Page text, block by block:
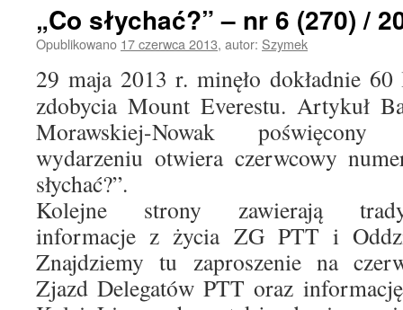
„Co słychać?” – nr 6 (270) /
Opublikowano 17 czerwca 2013, autor: Szymek
29 maja 2013 r. minęło dokładnie
zdobycia Mount Everestu. Artykuł
Morawskiej-Nowak poświęcony
wydarzeniu otwiera czerwcowy
słychać?”.
Kolejne strony zawierają
informacje z życia ZG PTT i
Znajdziemy tu zaproszenie na
Zjazd Delegatów PTT oraz